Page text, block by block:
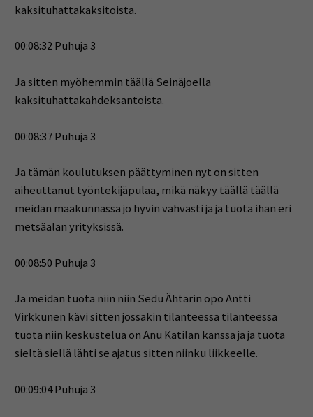
kaksituhattakaksitoista.
00:08:32 Puhuja 3
Ja sitten myöhemmin täällä Seinäjoella
kaksituhattakahdeksantoista.
00:08:37 Puhuja 3
Ja tämän koulutuksen päättyminen nyt on sitten
aiheuttanut työntekijäpulaa, mikä näkyy täällä täällä
meidän maakunnassa jo hyvin vahvasti ja ja tuota ihan eri
metsäalan yrityksissä.
00:08:50 Puhuja 3
Ja meidän tuota niin niin Sedu Ähtärin opo Antti
Virkkunen kävi sitten jossakin tilanteessa tilanteessa
tuota niin keskustelua on Anu Katilan kanssa ja ja tuota
sieltä siellä lähti se ajatus sitten niinku liikkeelle.
00:09:04 Puhuja 3